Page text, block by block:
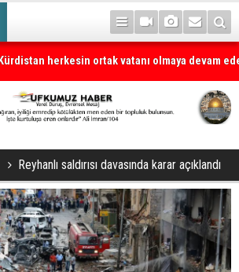
herkesin ortak vatanı olmaya devam
Reyhanlı saldırısı davasında karar açıklandı